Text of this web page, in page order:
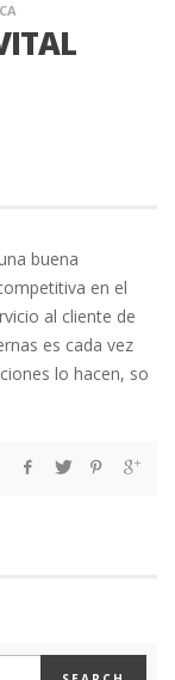
buena
en el
al cliente de
es cada vez
lo hacen, so